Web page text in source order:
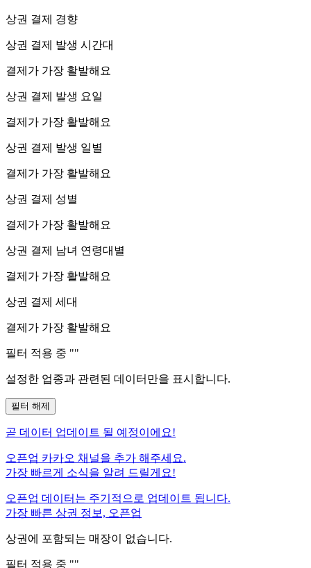
상권 결제 경향
상권 결제 발생 시간대
결제가 가장 활발해요
상권 결제 발생 요일
결제가 가장 활발해요
상권 결제 발생 일별
결제가 가장 활발해요
상권 결제 성별
결제가 가장 활발해요
상권 결제 남녀 연령대별
결제가 가장 활발해요
상권 결제 세대
결제가 가장 활발해요
필터 적용 중 ""
설정한 업종과 관련된 데이터만을 표시합니다.
필터 해제
곧 데이터 업데이트 될 예정이에요!
오픈업 카카오 채널을 추가 해주세요.
가장 빠르게 소식을 알려 드릴게요!
오픈업 데이터는 주기적으로 업데이트 됩니다.
가장 빠른 상권 정보, 오픈업
상권에 포함되는 매장이 없습니다.
필터 적용 중 ""